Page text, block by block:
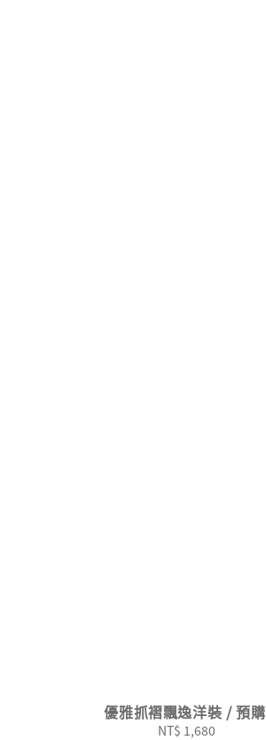
優雅抓褶飄逸洋裝 / 預購
Regular
NT$ 1,680